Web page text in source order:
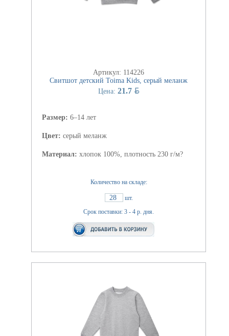
Артикул: 114226
Свитшот детский Toima Kids, серый меланж
Цена: 21.7 BYN
Размер: 6–14 лет
Цвет: серый меланж
Материал: хлопок 100%, плотность 230 г/м?
Количество на складе:
28
шт.
Срок поставки: 3 - 4 р. дня.